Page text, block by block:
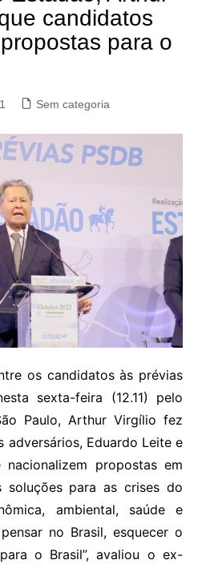
candidatos
para o
Sem categoria
os candidatos às prévias
sexta-feira (12.11) pelo
Paulo, Arthur Virgílio fez
adversários, Eduardo Leite e
propostas em
soluções para as crises do
ambiental, saúde e
no Brasil, esquecer o
o Brasil”, avaliou o ex-